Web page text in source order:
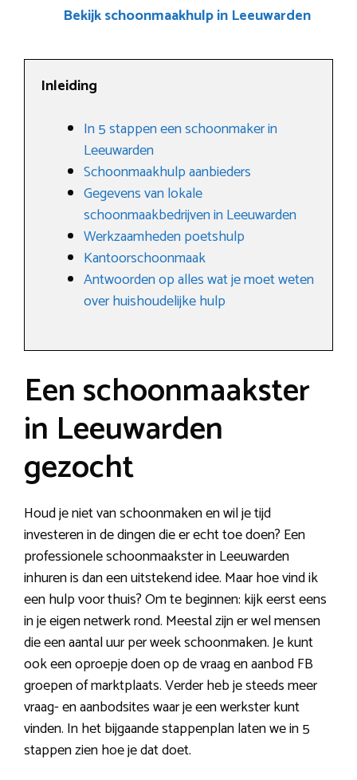
Bekijk schoonmaakhulp in Leeuwarden
Inleiding
In 5 stappen een schoonmaker in
Leeuwarden
Schoonmaakhulp aanbieders
Gegevens van lokale
schoonmaakbedrijven in Leeuwarden
Werkzaamheden poetshulp
Kantoorschoonmaak
Antwoorden op alles wat je moet weten
over huishoudelijke hulp
Een schoonmaakster
in Leeuwarden
gezocht
Houd je niet van schoonmaken en wil je tijd
investeren in de dingen die er echt toe doen? Een
professionele schoonmaakster in Leeuwarden
inhuren is dan een uitstekend idee. Maar hoe vind ik
een hulp voor thuis? Om te beginnen: kijk eerst eens
in je eigen netwerk rond. Meestal zijn er wel mensen
die een aantal uur per week schoonmaken. Je kunt
ook een oproepje doen op de vraag en aanbod FB
groepen of marktplaats. Verder heb je steeds meer
vraag- en aanbodsites waar je een werkster kunt
vinden. In het bijgaande stappenplan laten we in 5
stappen zien hoe je dat doet.